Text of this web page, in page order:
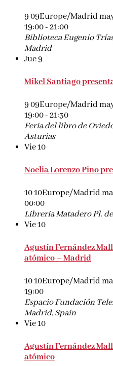
9 09Europe/Madrid
19:00-21:00
Biblioteca Eugenio
Madrid
Jue9
Mikel Santiago
9 09Europe/Madrid
19:00-21:30
Feria del libro de
Asturias
Vie10
Noelia Lorenzo Pino
10 10Europe/Madrid
00:00
Libreria MataderoPl.
Vie10
Agustín Fernández
atómico – Madrid
10 10Europe/Madrid
19:00
Espacio Fundación
Madrid, Spain
Vie10
Agustín Fernández
atómico